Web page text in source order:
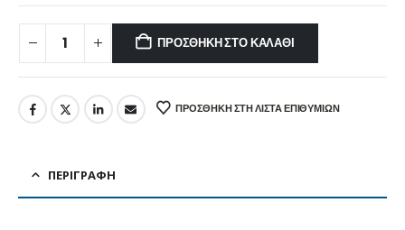
ΠΡΟΣΘΉΚΗ ΣΤΟ ΚΑΛΆΘΙ
ΠΡΟΣΘΉΚΗ ΣΤΗ ΛΊΣΤΑ ΕΠΙΘΥΜΙΏΝ
ΠΕΡΙΓΡΑΦΉ